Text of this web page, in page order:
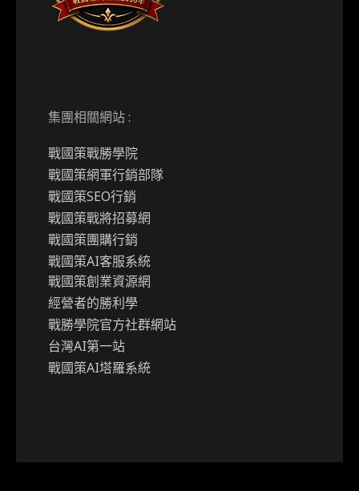
集團相關網站 :
戰國策戰勝學院
戰國策網軍行銷部隊
戰國策SEO行銷
戰國策戰將招募網
戰國策團購行銷
戰國策AI客服系統
戰國策創業資源網
經營者的勝利學
戰勝學院官方社群網站
台灣AI第一站
戰國策AI塔羅系統